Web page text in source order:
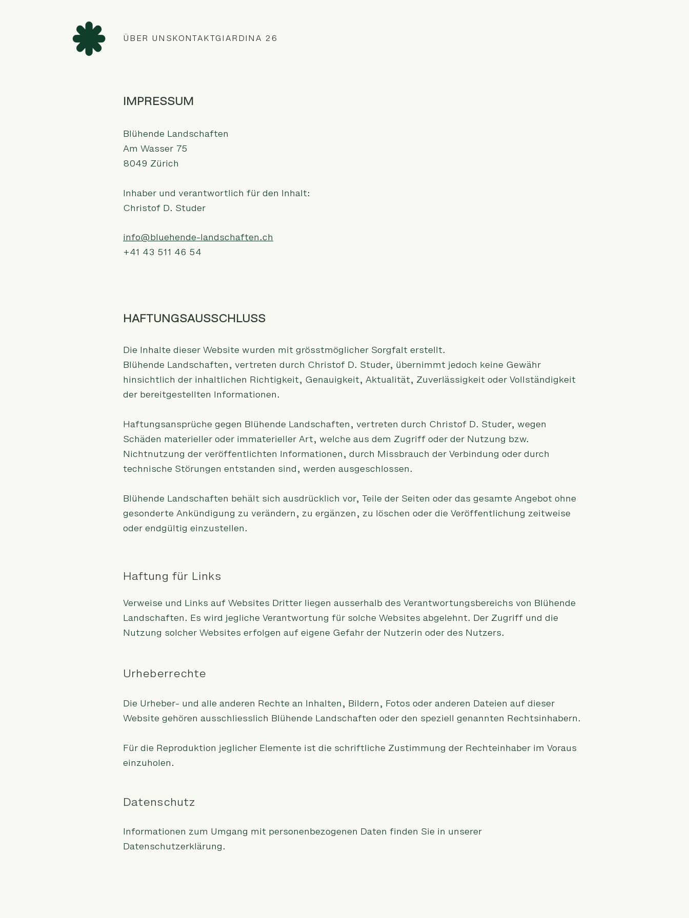
ÜBER UNS KONTAKTGIARDINA 26
IMPRESSUM
Blühende Landschaften
Am Wasser 75
8049 Zürich
Inhaber und verantwortlich für den Inhalt:
Christof D. Studer
info@bluehende-landschaften.ch
+41 43 511 46 54
HAFTUNGSAUSSCHLUSS
Die Inhalte dieser Website wurden mit grösstmöglicher Sorgfalt erstellt.
Blühende Landschaften, vertreten durch Christof D. Studer, übernimmt jedoch keine Gewähr
hinsichtlich der inhaltlichen Richtigkeit, Genauigkeit, Aktualität, Zuverlässigkeit oder Vollständigkeit
der bereitgestellten Informationen.
Haftungsansprüche gegen Blühende Landschaften, vertreten durch Christof D. Studer, wegen
Schäden materieller oder immaterieller Art, welche aus dem Zugriff oder der Nutzung bzw.
Nichtnutzung der veröffentlichten Informationen, durch Missbrauch der Verbindung oder durch
technische Störungen entstanden sind, werden ausgeschlossen.
Blühende Landschaften behält sich ausdrücklich vor, Teile der Seiten oder das gesamte Angebot ohne
gesonderte Ankündigung zu verändern, zu ergänzen, zu löschen oder die Veröffentlichung zeitweise
oder endgültig einzustellen.
Haftung für Links
Verweise und Links auf Websites Dritter liegen ausserhalb des Verantwortungsbereichs von Blühende
Landschaften. Es wird jegliche Verantwortung für solche Websites abgelehnt. Der Zugriff und die
Nutzung solcher Websites erfolgen auf eigene Gefahr der Nutzerin oder des Nutzers.
Urheberrechte
Die Urheber- und alle anderen Rechte an Inhalten, Bildern, Fotos oder anderen Dateien auf dieser
Website gehören ausschliesslich Blühende Landschaften oder den speziell genannten Rechtsinhabern.
Für die Reproduktion jeglicher Elemente ist die schriftliche Zustimmung der Rechteinhaber im Voraus
einzuholen.
Datenschutz
Informationen zum Umgang mit personenbezogenen Daten finden Sie in unserer
Datenschutzerklärung